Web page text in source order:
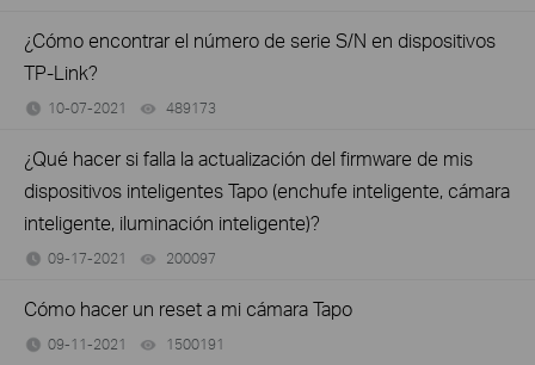
¿Cómo encontrar el número de serie S/N en dispositivos
TP-Link?
10-07-2021 489173
¿Qué hacer si falla la actualización del firmware de mis
dispositivos inteligentes Tapo (enchufe inteligente, cámara
inteligente, iluminación inteligente)?
09-17-2021 200097
Cómo hacer un reset a mi cámara Tapo
09-11-2021 1500191